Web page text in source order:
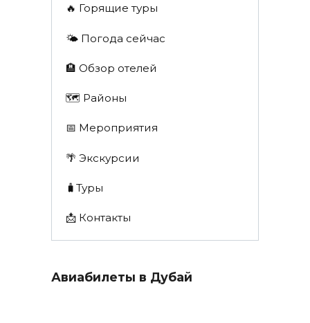
🔥 Горящие туры
🌤️ Погода сейчас
🏨 Обзор отелей
🗺 Районы
📅 Мероприятия
🌴 Экскурсии
🧳Туры
📩 Контакты
Авиабилеты в Дубай